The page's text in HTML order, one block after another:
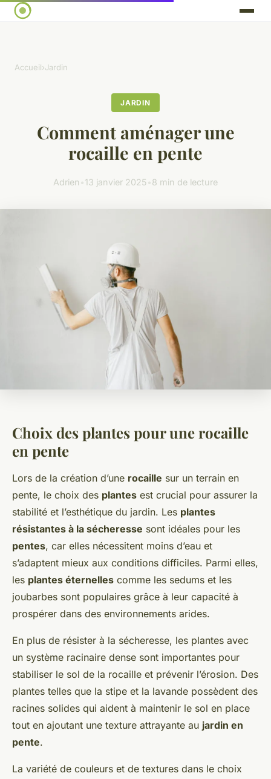
Accueil›Jardin
JARDIN
Comment aménager une
rocaille en pente
Adrien 13 janvier 2025 8 min de lecture
Choix des plantes pour une rocaille
en pente
Lors de la création d’une rocaille sur un terrain en
pente, le choix des plantes est crucial pour assurer la
stabilité et l’esthétique du jardin. Les plantes
résistantes à la sécheresse sont idéales pour les
pentes, car elles nécessitent moins d’eau et
s’adaptent mieux aux conditions difficiles. Parmi elles,
les plantes éternelles comme les sedums et les
joubarbes sont populaires grâce à leur capacité à
prospérer dans des environnements arides.
En plus de résister à la sécheresse, les plantes avec
un système racinaire dense sont importantes pour
stabiliser le sol de la rocaille et prévenir l’érosion. Des
plantes telles que la stipe et la lavande possèdent des
racines solides qui aident à maintenir le sol en place
tout en ajoutant une texture attrayante au jardin en
pente.
La variété de couleurs et de textures dans le choix